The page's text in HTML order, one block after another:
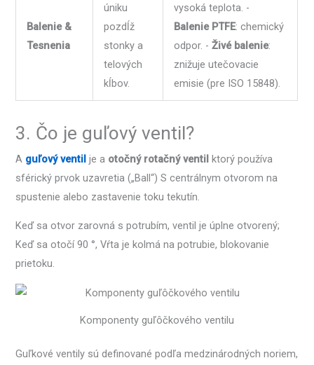
Balenie &
Tesnenia
úniku
pozdĺž
stonky a
telových
kĺbov.
vysoká teplota. -
Balenie PTFE: chemický
odpor. -Živé balenie:
znižuje utečovacie
emisie (pre ISO 15848).
3. Čo je guľový ventil?
A guľový ventil je a otočný rotačný ventil ktorý používa
sférický prvok uzavretia („Ball“) S centrálnym otvorom na
spustenie alebo zastavenie toku tekutín.
Keď sa otvor zarovná s potrubím, ventil je úplne otvorený;
Keď sa otočí 90 °, Vŕta je kolmá na potrubie, blokovanie
prietoku.
Komponenty guľôčkového ventilu
Guľkové ventily sú definované podľa medzinárodných noriem,